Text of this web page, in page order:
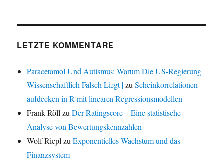
LETZTE KOMMENTARE
Paracetamol Und Autismus: Warum Die US-Regierung
Wissenschaftlich Falsch Liegt |zuScheinkorrelationen
aufdecken in R mit linearen Regressionsmodellen
Frank Röll zuDer Ratingscore – Eine statistische
Analyse von Bewertungskennzahlen
Wolf Riepl zuExponentielles Wachstum und das
Finanzsystem